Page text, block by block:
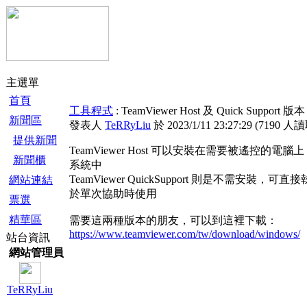
主選單
首頁
新聞區
提供新聞
新聞櫃
網站連結
票選
精華區
站台資訊
網站管理員
TeRRyLiu
工具程式 : TeamViewer Host 及 Quick Support 版本
發表人 TeRRyLiu 於 2023/1/11 23:27:29 (7190 人
TeamViewer Host 可以安裝在需要被遙控的電腦
系統中
TeamViewer QuickSupport 則是不需安裝，可直接
於單次協助時使用
需要這兩種版本的朋友，可以到這裡下載：
https://www.teamviewer.com/tw/download/windows/